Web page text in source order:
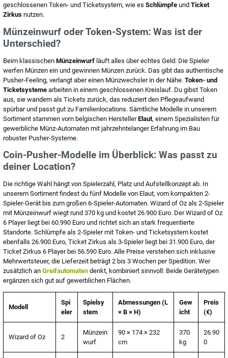
geschlossenen Token- und Ticketsystem, wie es Schlümpfe und Ticket
Zirkus nutzen.
Münzeinwurf oder Token-System: Was ist der
Unterschied?
Beim klassischen Münzeinwurf läuft alles über echtes Geld: Die Spieler
werfen Münzen ein und gewinnen Münzen zurück. Das gibt das authentische
Pusher-Feeling, verlangt aber einen Münzwechsler in der Nähe. Token- und
Ticketsysteme arbeiten in einem geschlossenen Kreislauf. Du gibst Token
aus, sie wandern als Tickets zurück, das reduziert den Pflegeaufwand
spürbar und passt gut zu Familienlocations. Sämtliche Modelle in unserem
Sortiment stammen vom belgischen HerstellerElaut, einem Spezialisten für
gewerbliche Münz-Automaten mit jahrzehntelanger Erfahrung im Bau
robuster Pusher-Systeme.
Coin-Pusher-Modelle im Überblick: Was passt zu
deiner Location?
Die richtige Wahl hängt von Spielerzahl, Platz und Aufstellkonzept ab. In
unserem Sortiment findest du fünf Modelle von Elaut, vom kompakten 2-
Spieler-Gerät bis zum großen 6-Spieler-Automaten. Wizard of Oz als 2-Spieler
mit Münzeinwurf wiegt rund 370 kg und kostet 26.900 Euro. Der Wizard of Oz
6 Player liegt bei 60.990 Euro und richtet sich an stark frequentierte
Standorte. Schlümpfe als 2-Spieler mit Token- und Ticketsystem kostet
ebenfalls 26.900 Euro, Ticket Zirkus als 3-Spieler liegt bei 31.900 Euro, der
Ticket Zirkus 6 Player bei 56.590 Euro. Alle Preise verstehen sich inklusive
Mehrwertsteuer, die Lieferzeit beträgt 2 bis 3 Wochen per Spedition. Wer
zusätzlich an Greifautomaten denkt, kombiniert sinnvoll: Beide Gerätetypen
ergänzen sich gut auf gewerblichen Flächen.
Modell
Spi
eler
Spielsy
stem
Abmessungen (L
× B × H)
Gew
icht
Preis
(€)
Wizard of Oz 2
Münzein
wurf
90 × 174 × 232
cm
370
kg
26.90
0